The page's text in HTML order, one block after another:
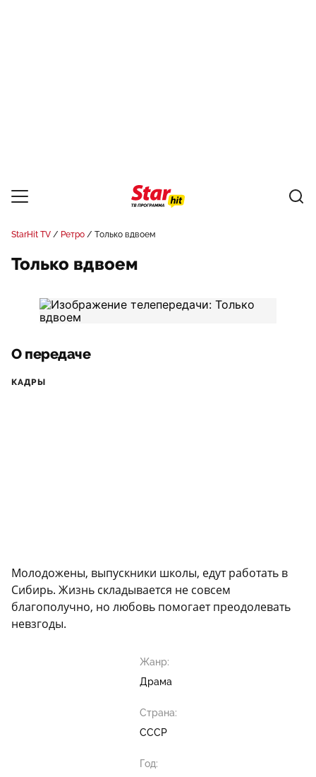
StarHit TV Ретро Только вдвоем
Только вдвоем
О передаче
КАДРЫ
Молодожены, выпускники школы, едут работать в
Сибирь. Жизнь складывается не совсем
благополучно, но любовь помогает преодолевать
невзгоды.
Жанр:
Драма
Страна:
СССР
Год: